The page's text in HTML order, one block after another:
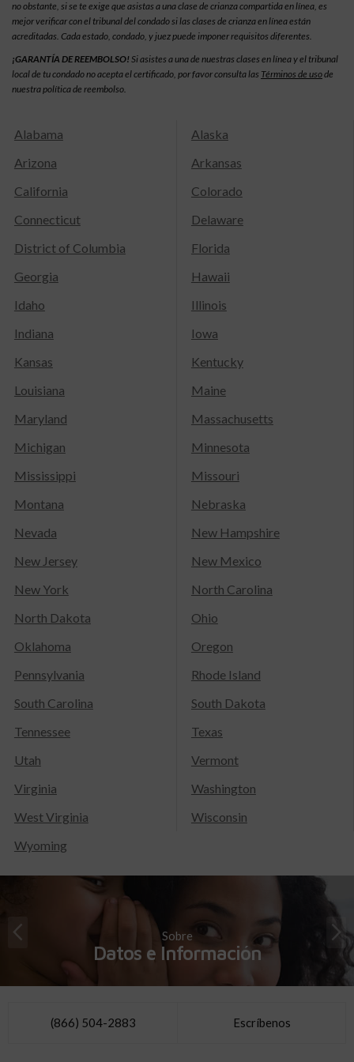
no obstante, si se te exige que asistas a una clase de crianza compartida en línea, es
mejor verificar con el tribunal del condado si las clases de crianza en línea están
acreditadas. Cada estado, condado, y juez puede imponer requisitos diferentes.
¡GARANTÍA DE REEMBOLSO! Si asistes a una de nuestras clases en línea y el tribunal
local de tu condado no acepta el certificado, por favor consulta las Términos de usode
nuestra política de reembolso.
Alabama
Alaska
Arizona
Arkansas
California
Colorado
Connecticut
Delaware
District of Columbia
Florida
Georgia
Hawaii
Idaho
Illinois
Indiana
Iowa
Kansas
Kentucky
Louisiana
Maine
Maryland
Massachusetts
Michigan
Minnesota
Mississippi
Missouri
Montana
Nebraska
Nevada
New Hampshire
New Jersey
New Mexico
New York
North Carolina
North Dakota
Ohio
Oklahoma
Oregon
Pennsylvania
Rhode Island
South Carolina
South Dakota
Tennessee
Texas
Utah
Vermont
Virginia
Washington
West Virginia
Wisconsin
Wyoming
Sobre
Datos e Información
(866) 504-2883 Escríbenos